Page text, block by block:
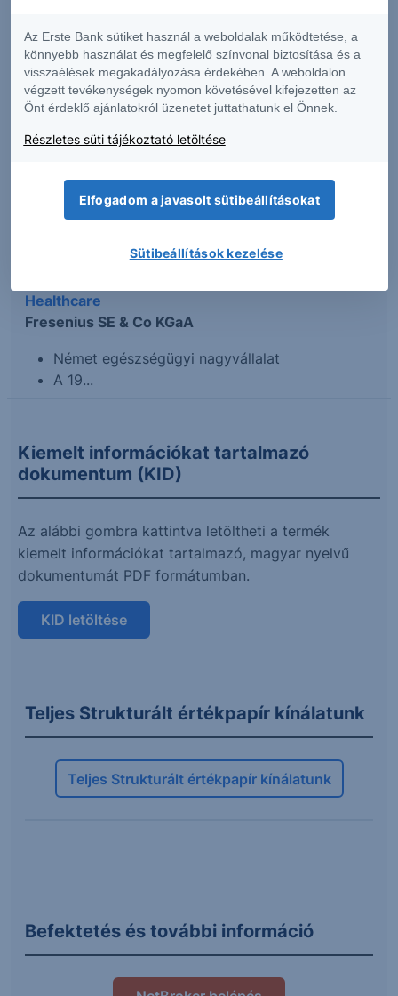
Strukturált értékpapírok - Általános
terméktájékoztató
Végleges Feltételek összefoglalójának
magyar nyelvű fordítása
Piaci információk a termékhez
Healthcare
Fresenius SE & Co KGaA
Német egészségügyi nagyvállalat
A 19...
Kiemelt információkat tartalmazó
dokumentum (KID)
Az alábbi gombra kattintva letöltheti a termék
kiemelt információkat tartalmazó, magyar nyelvű
dokumentumát PDF formátumban.
KID letöltése
Teljes Strukturált értékpapír kínálatunk
Teljes Strukturált értékpapír kínálatunk
Befektetés és további információ
Az Erste Bank sütiket használ a weboldalak működtetése, a
könnyebb használat és megfelelő színvonal biztosítása és a
visszaélések megakadályozása érdekében. A weboldalon
végzett tevékenységek nyomon követésével kifejezetten az
Önt érdeklő ajánlatokról üzenetet juttathatunk el Önnek.
Részletes süti tájékoztató letöltése
Elfogadom a javasolt sütibeállításokat
Sütibeállítások kezelése